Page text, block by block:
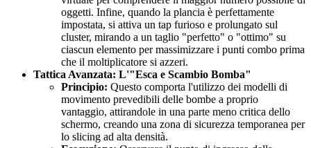
oggetti. Infine, quando la plancia è perfettamente
impostata, si attiva un tap furioso e prolungato sul
cluster, mirando a un taglio "perfetto" o "ottimo" su
ciascun elemento per massimizzare i punti combo prima
che il moltiplicatore si azzeri.
Tattica Avanzata: L'"Esca e Scambio Bomba"
Principio: Questo comporta l'utilizzo dei modelli di
movimento prevedibili delle bombe a proprio
vantaggio, attirandole in una parte meno critica dello
schermo, creando una zona di sicurezza temporanea per
lo slicing ad alta densità.